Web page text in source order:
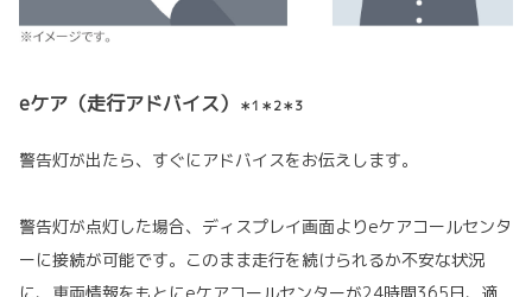
eケア（走行アドバイス） ＊1＊2＊3
警告灯が出たら、すぐにアドバイスをお伝えします。
警告灯が点灯した場合、ディスプレイ画面よりeケアコールセンタ
ーに接続が可能です。このまま走行を続けられるか不安な状況